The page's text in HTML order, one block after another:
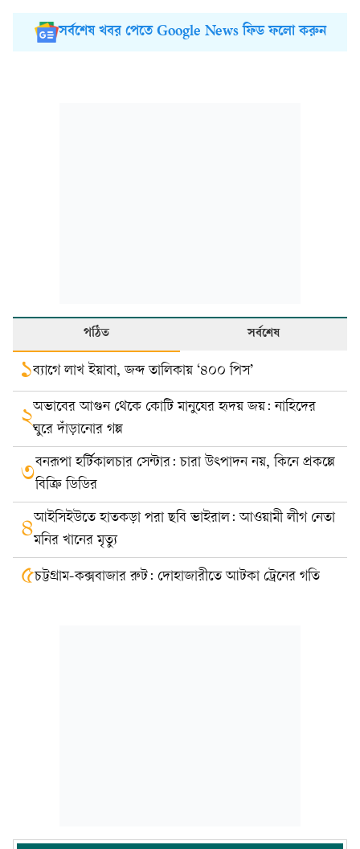
সর্বশেষ খবর পেতে Google News ফিড ফলো করুন
পঠিত সর্বশেষ
১ব্যাগে লাখ ইয়াবা, জব্দ তালিকায় ‘৪০০ পিস’
২অভাবের আগুন থেকে কোটি মানুষের হৃদয় জয়: নাহিদের
ঘুরে দাঁড়ানোর গল্প
৩বনরূপা হর্টিকালচার সেন্টার: চারা উৎপাদন নয়, কিনে প্রকল্পে
বিক্রি ডিডির
৪আইসিইউতে হাতকড়া পরা ছবি ভাইরাল: আওয়ামী লীগ নেতা
মনির খানের মৃত্যু
৫চট্টগ্রাম-কক্সবাজার রুট: দোহাজারীতে আটকা ট্রেনের গতি